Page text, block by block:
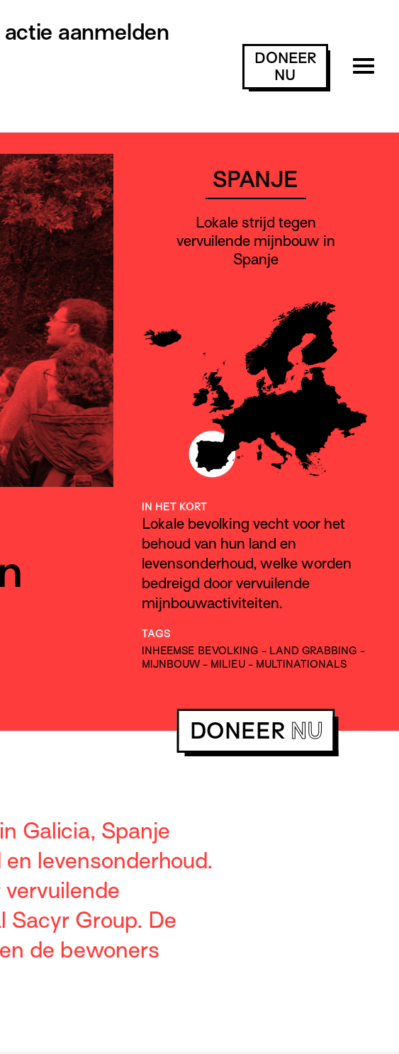
actie aanmelden
DONEER
NU
SPANJE
Lokale strijd tegen
vervuilende mijnbouw in
Spanje
IN HET KORT
Lokale bevolking vecht voor het
behoud van hun land en
levensonderhoud, welke worden
bedreigd door vervuilende
mijnbouwactiviteiten.
TAGS
INHEEMSE BEVOLKING - LAND GRABBING -
MIJNBOUW- MILIEU- MULTINATIONALS
DONEER NU
Galicia, Spanje
levensonderhoud.
Group. De
de bewoners